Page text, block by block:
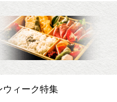
ウィーク特集